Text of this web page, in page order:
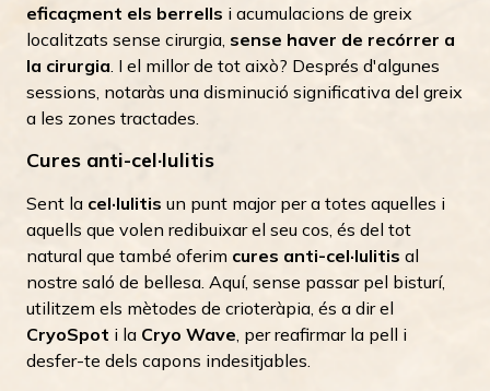
eficaçment els berrells i acumulacions de greix
localitzats sense cirurgia, sense haver de recórrer a
la cirurgia . I el millor de tot això? Després d'algunes
sessions, notaràs una disminució significativa del greix
a les zones tractades.
Cures anti-cel·lulitis
Sent la cel·lulitis un punt major per a totes aquelles i
aquells que volen redibuixar el seu cos, és del tot
natural que també oferim cures anti-cel·lulitis al
nostre saló de bellesa. Aquí, sense passar pel bisturí,
utilitzem els mètodes de crioteràpia, és a dir el
CryoSpot i la Cryo Wave , per reafirmar la pell i
desfer-te dels capons indesitjables.